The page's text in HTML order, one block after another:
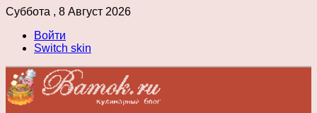
Суббота , 8 Август 2026
Войти
Switch skin